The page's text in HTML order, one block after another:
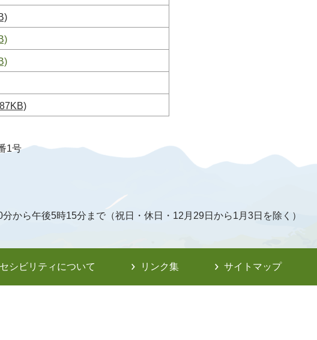
1号
から午後5時15分まで（祝日・休日・12月29日から1月3日を除く）
シビリティについて リンク集 サイトマップ